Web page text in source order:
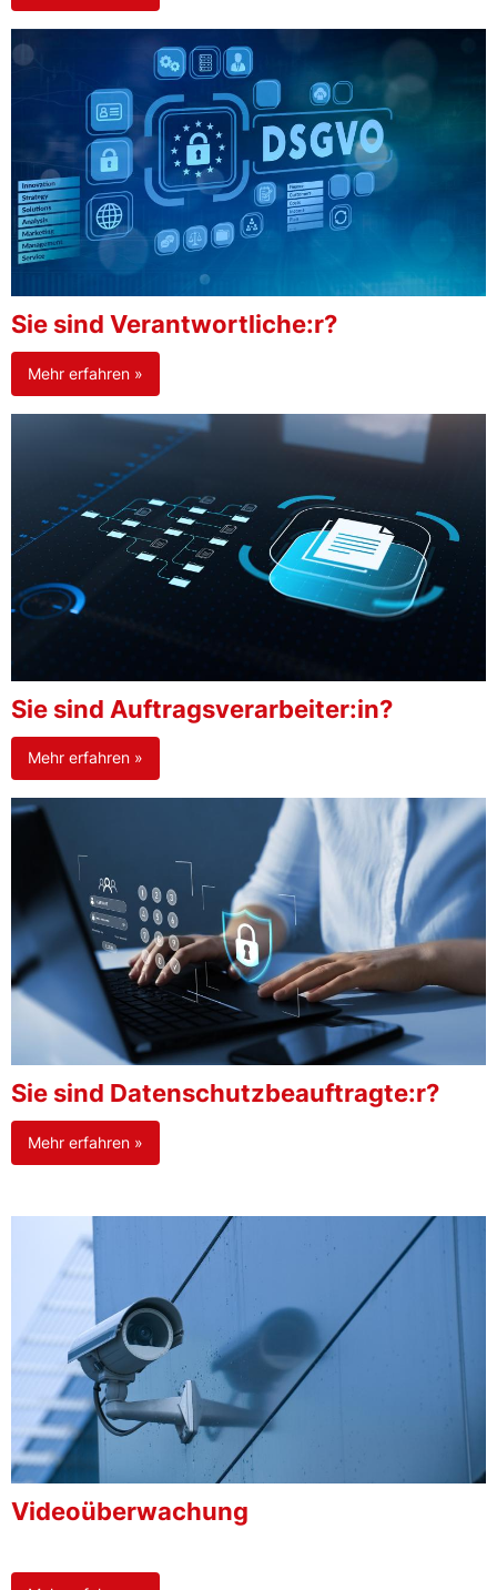
Sie sind Verantwortliche:r?
Mehr erfahren »
Sie sind Auftragsverarbeiter:in?
Mehr erfahren »
Sie sind Datenschutzbeauftragte:r?
Mehr erfahren »
Videoüberwachung